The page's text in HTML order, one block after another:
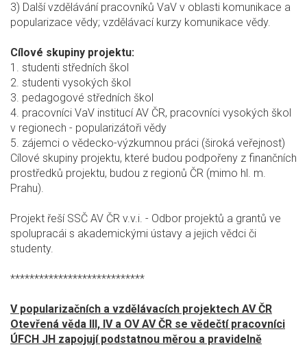
3) Další vzdělávání pracovníků VaV v oblasti komunikace a
popularizace vědy; vzdělávací kurzy komunikace vědy.
Cílové skupiny projektu:
1. studenti středních škol
2. studenti vysokých škol
3. pedagogové středních škol
4. pracovníci VaV institucí AV ČR, pracovníci vysokých škol
v regionech - popularizátoři vědy
5. zájemci o vědecko-výzkumnou práci (široká veřejnost)
Cílové skupiny projektu, které budou podpořeny z finančních
prostředků projektu, budou z regionů ČR (mimo hl. m.
Prahu).
Projekt řeší SSČ AV ČR v.v.i. - Odbor projektů a grantů ve
spolupracái s akademickými ústavy a jejich vědci či
studenty.
****************************
V popularizačních a vzdělávacích projektech AV ČR
Otevřená věda III, IV a OV AV ČR se vědečtí pracovníci
ÚFCH JH zapojují podstatnou měrou a pravidelně